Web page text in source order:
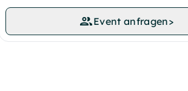
Event anfragen>